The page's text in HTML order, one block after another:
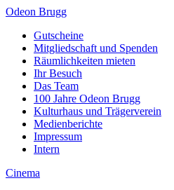
Odeon Brugg
Gutscheine
Mitgliedschaft und Spenden
Räumlichkeiten mieten
Ihr Besuch
Das Team
100 Jahre Odeon Brugg
Kulturhaus und Trägerverein
Medienberichte
Impressum
Intern
Cinema